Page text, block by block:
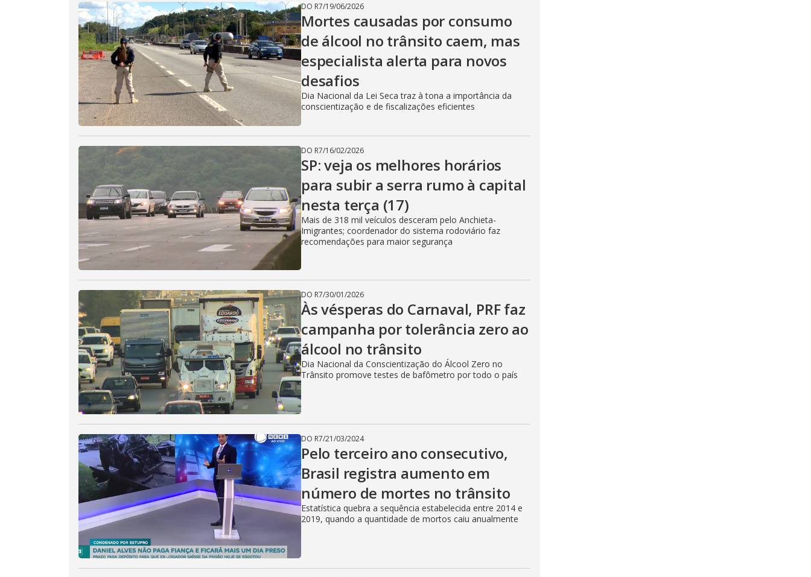
DO R7/19/06/2026
Mortes causadas por consumo
de álcool no trânsito caem, mas
especialista alerta para novos
desafios
Dia Nacional da Lei Seca traz à tona a importância da
conscientização e de fiscalizações eficientes
DO R7/16/02/2026
SP: veja os melhores horários
para subir a serra rumo à capital
nesta terça (17)
Mais de 318 mil veículos desceram pelo Anchieta-
Imigrantes; coordenador do sistema rodoviário faz
recomendações para maior segurança
DO R7/30/01/2026
Às vésperas do Carnaval, PRF faz
campanha por tolerância zero ao
álcool no trânsito
Dia Nacional da Conscientização do Álcool Zero no
Trânsito promove testes de bafômetro por todo o país
DO R7/21/03/2024
Pelo terceiro ano consecutivo,
Brasil registra aumento em
número de mortes no trânsito
Estatística quebra a sequência estabelecida entre 2014 e
2019, quando a quantidade de mortos caiu anualmente